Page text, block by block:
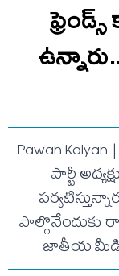
Pawan
పార్టీ
పాల్గొనేందుకు
జాతీయ